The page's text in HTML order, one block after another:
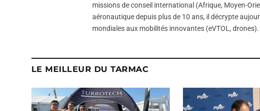
missions de conseil international (Afrique, Moyen-
aéronautique depuis plus de 10 ans, il décrypte
mondiales aux mobilités innovantes (eVTOL, drones).
LE MEILLEUR DU TARMAC